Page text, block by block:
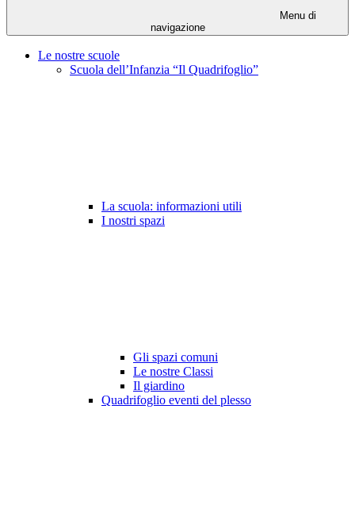
Menu di
navigazione
Le nostre scuole
Scuola dell’Infanzia “Il Quadrifoglio”
La scuola: informazioni utili
I nostri spazi
Gli spazi comuni
Le nostre Classi
Il giardino
Quadrifoglio eventi del plesso